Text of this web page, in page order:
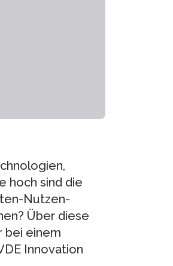
hoch sind die
Nutzen-
Über diese
bei einem
Innovation